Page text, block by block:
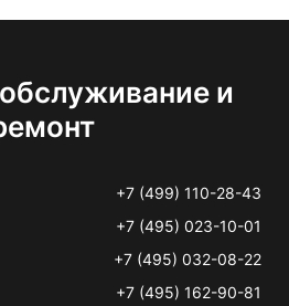
и
+7 (499) 110-28-43
+7 (495) 023-10-01
+7 (495) 032-08-22
+7 (495) 162-90-81